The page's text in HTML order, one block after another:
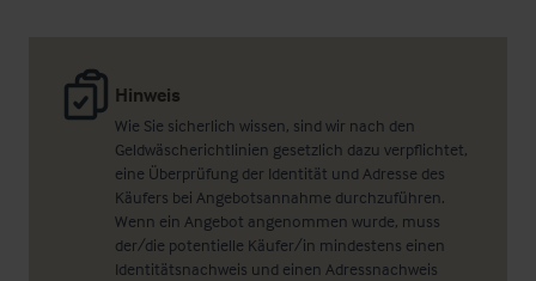
Hinweis
Wie Sie sicherlich wissen, sind wir nach den
Geldwäscherichtlinien gesetzlich dazu verpflichtet,
eine Überprüfung der Identität und Adresse des
Käufers bei Angebotsannahme durchzuführen.
Wenn ein Angebot angenommen wurde, muss
der/die potentielle Käufer/in mindestens einen
Identitätsnachweis und einen Adressnachweis